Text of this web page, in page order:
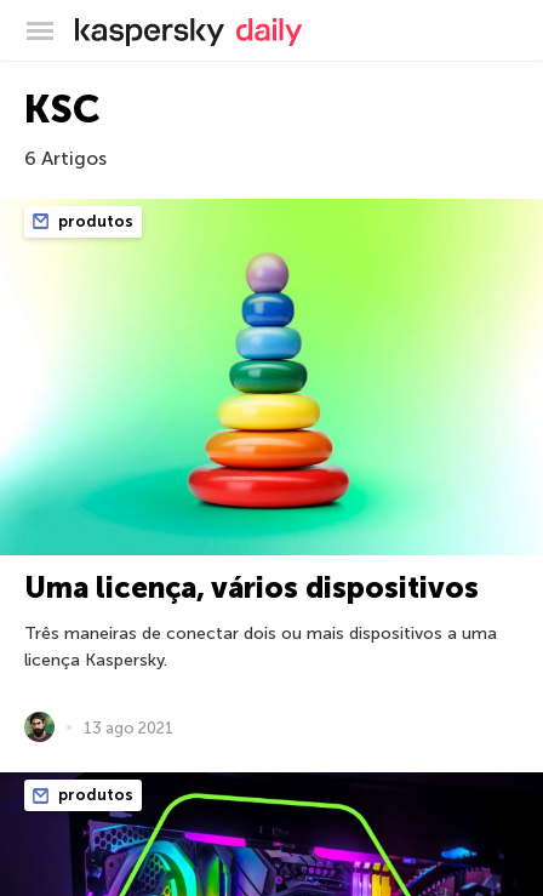
Blog oficial da Kaspersky
KSC
6 Artigos
produtos
Uma licença, vários dispositivos
Três maneiras de conectar dois ou mais dispositivos a uma
licença Kaspersky.
13 ago 2021
produtos